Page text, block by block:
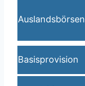
Auslandsbörsen
Basisprovision